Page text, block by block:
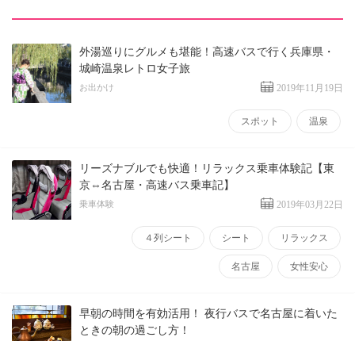
外湯巡りにグルメも堪能！高速バスで行く兵庫県・
城崎温泉レトロ女子旅
お出かけ 2019年11月19日
スポット 温泉
リーズナブルでも快適！リラックス乗車体験記【東
京⇔名古屋・高速バス乗車記】
乗車体験 2019年03月22日
４列シート シート リラックス
名古屋 女性安心
早朝の時間を有効活用！ 夜行バスで名古屋に着いた
ときの朝の過ごし方！